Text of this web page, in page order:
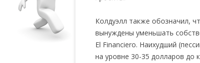
Колдуэлл также обозначил,
вынуждены уменьшать
El Financiero. Наихудший
на уровне 30-35 долларoв до